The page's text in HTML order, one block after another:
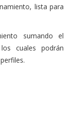
lista para
sumando el
cuales podrán